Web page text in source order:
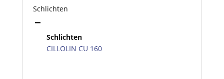
Schlichten
Schlichten
CILLOLIN CU 160